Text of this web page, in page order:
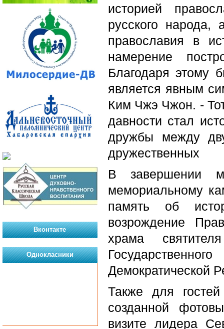
историей
русского
православия в
намерение
Благодаря этому
является явным
Ким Чжэ Чжон. -
давности стал
дружбы между
дружественных
В завершении
мемориальному
память об
возрождение
храма
Демократической
Также для
созданной
визите лидера
Вконтакте
Однокласники